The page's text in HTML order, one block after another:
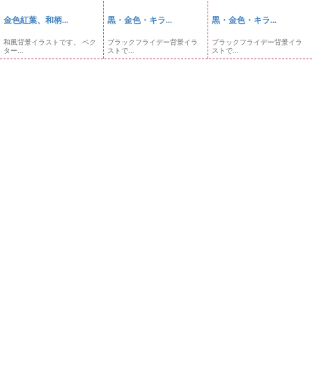
金色紅葉、和柄...
和風背景イラストです。 ベク
ター...
黒・金色・キラ...
ブラックフライデー背景イラ
ストで...
黒・金色・キラ...
ブラックフライデー背景イラ
ストで...